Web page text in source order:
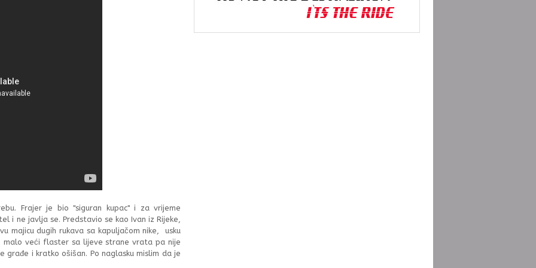
Frajer je bio "siguran kupac" i za vrijeme
i ne javlja se. Predstavio se kao Ivan iz Rijeke,
majicu dugih rukava sa kapuljačom nike, usku
malo veći flaster sa lijeve strane vrata pa nije
građe i kratko ošišan. Po naglasku mislim da je